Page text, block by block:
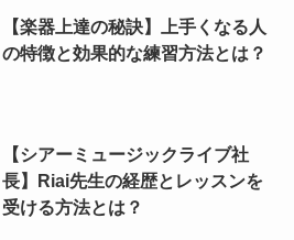
【楽器上達の秘訣】上手くなる人
の特徴と効果的な練習方法とは？
【シアーミュージックライブ社
長】Riai先生の経歴とレッスンを
受ける方法とは？